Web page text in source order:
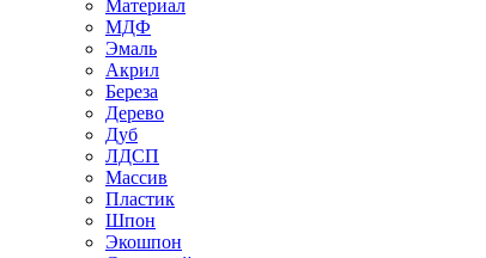
Материал
МДФ
Эмаль
Акрил
Береза
Дерево
Дуб
ЛДСП
Массив
Пластик
Шпон
Экошпон